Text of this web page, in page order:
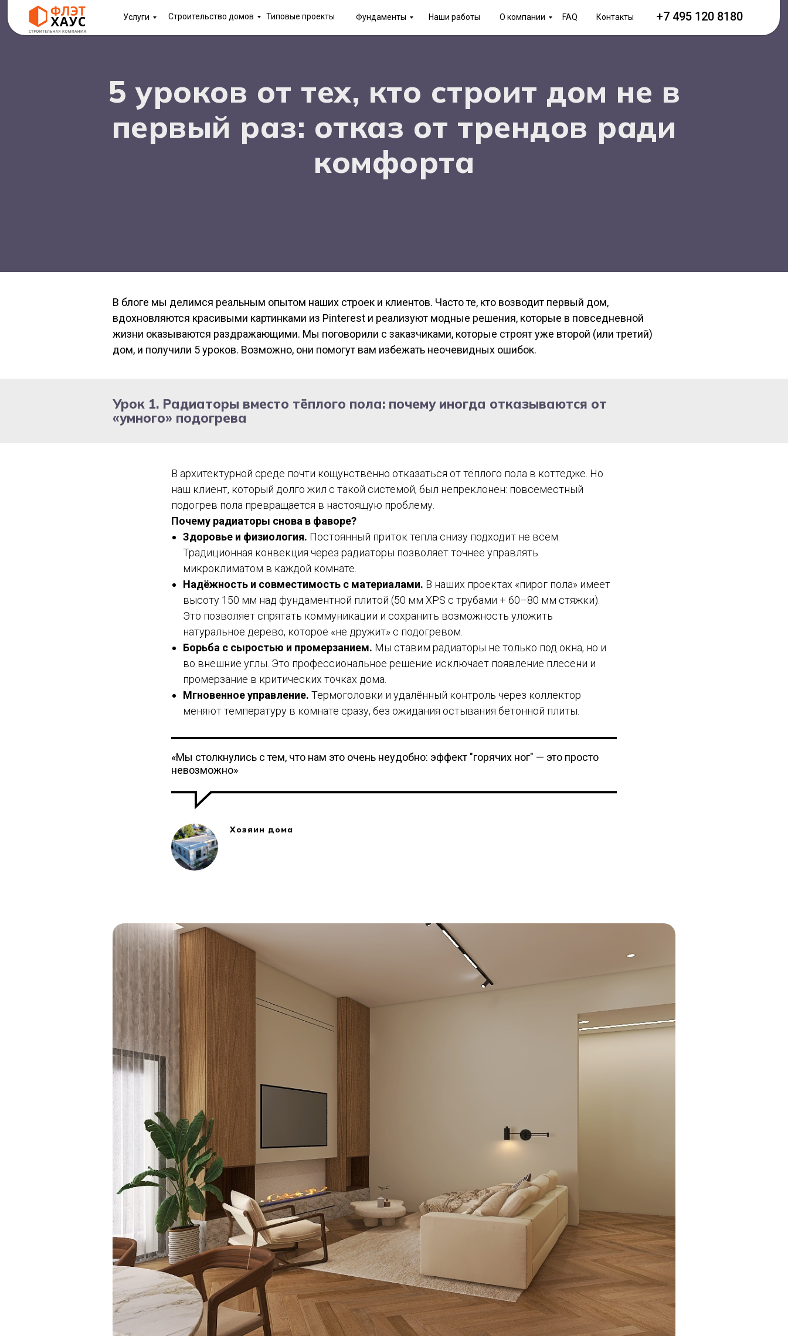
+7 495 120 8180
Услуги Фундаменты
Строительство домов Типовые проекты О компании FAQ Контакты
Наши работы
5 уроков от тех, кто строит дом не в
первый раз: отказ от трендов ради
комфорта
В блоге мы делимся реальным опытом наших строек и клиентов. Часто те, кто возводит первый дом,
вдохновляются красивыми картинками из Pinterest и реализуют модные решения, которые в повседневной
жизни оказываются раздражающими. Мы поговорили с заказчиками, которые строят уже второй (или третий)
дом, и получили 5 уроков. Возможно, они помогут вам избежать неочевидных ошибок.
Урок 1. Радиаторы вместо тёплого пола: почему иногда отказываются от
«умного» подогрева
В архитектурной среде почти кощунственно отказаться от тёплого пола в коттедже. Но
наш клиент, который долго жил с такой системой, был непреклонен: повсеместный
подогрев пола превращается в настоящую проблему.
Почему радиаторы снова в фаворе?
Здоровье и физиология. Постоянный приток тепла снизу подходит не всем.
Традиционная конвекция через радиаторы позволяет точнее управлять
микроклиматом в каждой комнате.
Надёжность и совместимость с материалами. В наших проектах «пирог пола» имеет
высоту 150 мм над фундаментной плитой (50 мм XPS с трубами + 60–80 мм стяжки).
Это позволяет спрятать коммуникации и сохранить возможность уложить
натуральное дерево, которое «не дружит» с подогревом.
Борьба с сыростью и промерзанием. Мы ставим радиаторы не только под окна, но и
во внешние углы. Это профессиональное решение исключает появление плесени и
промерзание в критических точках дома.
Мгновенное управление. Термоголовки и удалённый контроль через коллектор
меняют температуру в комнате сразу, без ожидания остывания бетонной плиты.
«Мы столкнулись с тем, что нам это очень неудобно: эффект "горячих ног" — это просто
невозможно»
Хозяин дома